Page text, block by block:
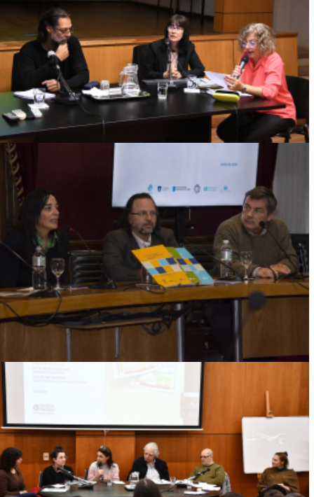
ACADÉMICA: CLAVES PARA NAVEGAR EL
SISTEMA EDITORIAL CIENTÍFICO
Ver más
UDELAR PRESENTA «ESTUDIO NACIONAL
SOBRE PERCEPCIONES EN TORNO AL
DOLOR, LA MUERTE Y EL SUICIDIO»
Ver más
ANALIZÓ LA EVOLUCIÓN
DE LOS PLANES DE ESTUDIO EN
PSICOLOGÍA